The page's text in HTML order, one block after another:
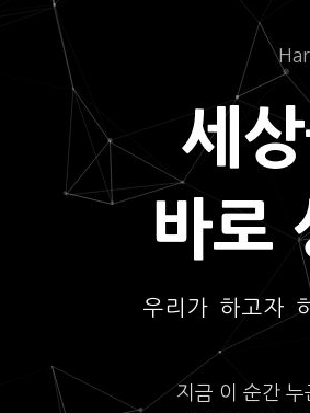
세
바로
우리가 하고자
지금 이 순간 누